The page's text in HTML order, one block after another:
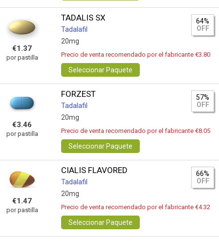
€1.37
por pastilla
TADALIS SX
Tadalafil
20mg
64%
OFF
Precio de venta recomendado por el fabricante €3.80
Seleccionar Paquete
€3.46
por pastilla
FORZEST
Tadalafil
20mg
57%
OFF
Precio de venta recomendado por el fabricante €8.05
Seleccionar Paquete
€1.47
por pastilla
CIALIS FLAVORED
Tadalafil
20mg
66%
OFF
Precio de venta recomendado por el fabricante €4.32
Seleccionar Paquete